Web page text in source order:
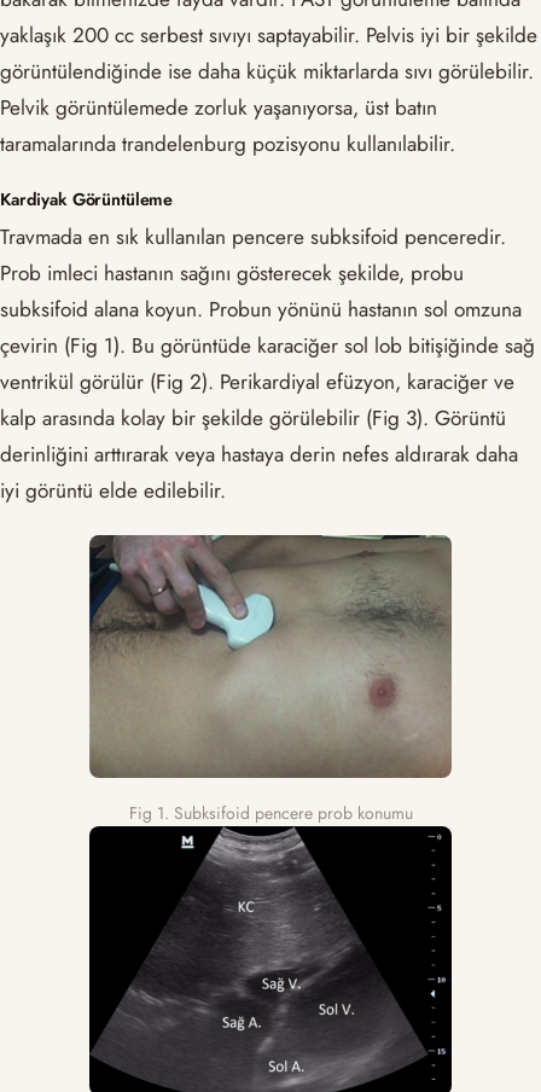
yaklaşık 200 cc serbest sıvıyı saptayabilir. Pelvis iyi bir şekilde
görüntülendiğinde ise daha küçük miktarlarda sıvı görülebilir.
Pelvik görüntülemede zorluk yaşanıyorsa, üst batın
taramalarında trandelenburg pozisyonu kullanılabilir.
Kardiyak Görüntüleme
Travmada en sık kullanılan pencere subksifoid penceredir.
Prob imleci hastanın sağını gösterecek şekilde, probu
subksifoid alana koyun. Probun yönünü hastanın sol omzuna
çevirin (Fig 1). Bu görüntüde karaciğer sol lob bitişiğinde sağ
ventrikül görülür (Fig 2). Perikardiyal efüzyon, karaciğer ve
kalp arasında kolay bir şekilde görülebilir (Fig 3). Görüntü
derinliğini arttırarak veya hastaya derin nefes aldırarak daha
iyi görüntü elde edilebilir.
Fig 1. Subksifoid pencere prob konumu